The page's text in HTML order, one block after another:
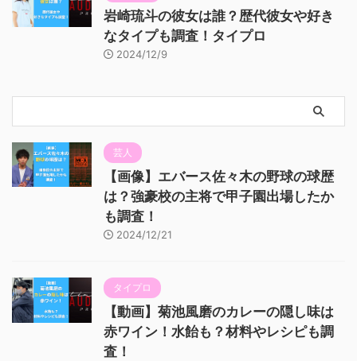
岩崎琉斗の彼女は誰？歴代彼女や好き
なタイプも調査！タイプロ
2024/12/9
芸人
【画像】エバース佐々木の野球の球歴
は？強豪校の主将で甲子園出場したか
も調査！
2024/12/21
タイプロ
【動画】菊池風磨のカレーの隠し味は
赤ワイン！水飴も？材料やレシピも調
査！